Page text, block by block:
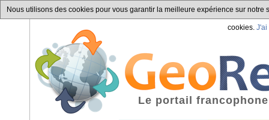
Nous utilisons des cookies pour vous garantir la meilleure expérience sur
cookies. J'ai
Le portail